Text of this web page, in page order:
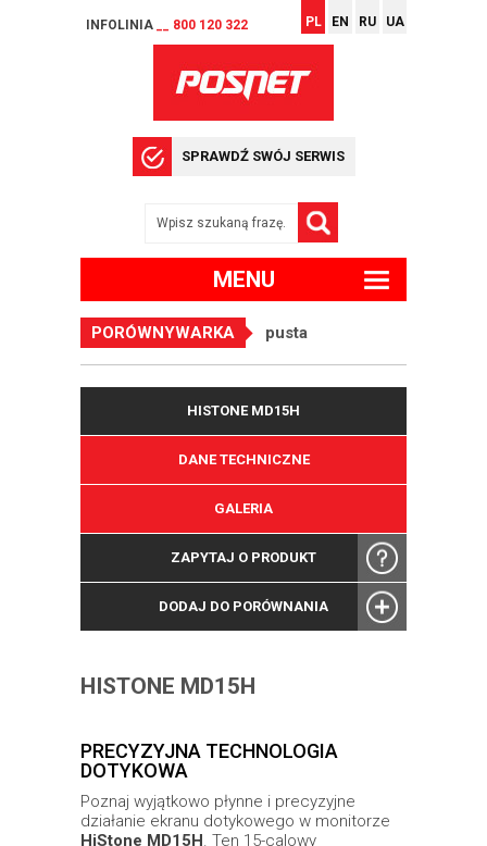
INFOLINIA __ 800 120 322 PL EN RU UA
SPRAWDŹ SWÓJ SERWIS
MENU
PORÓWNYWARKA pusta
HISTONE MD15H
DANE TECHNICZNE
GALERIA
ZAPYTAJ O PRODUKT
DODAJ DO PORÓWNANIA
HISTONE MD15H
PRECYZYJNA TECHNOLOGIA
DOTYKOWA
Poznaj wyjątkowo płynne i precyzyjne
działanie ekranu dotykowego w monitorze
HiStone MD15H . Ten 15-calowy